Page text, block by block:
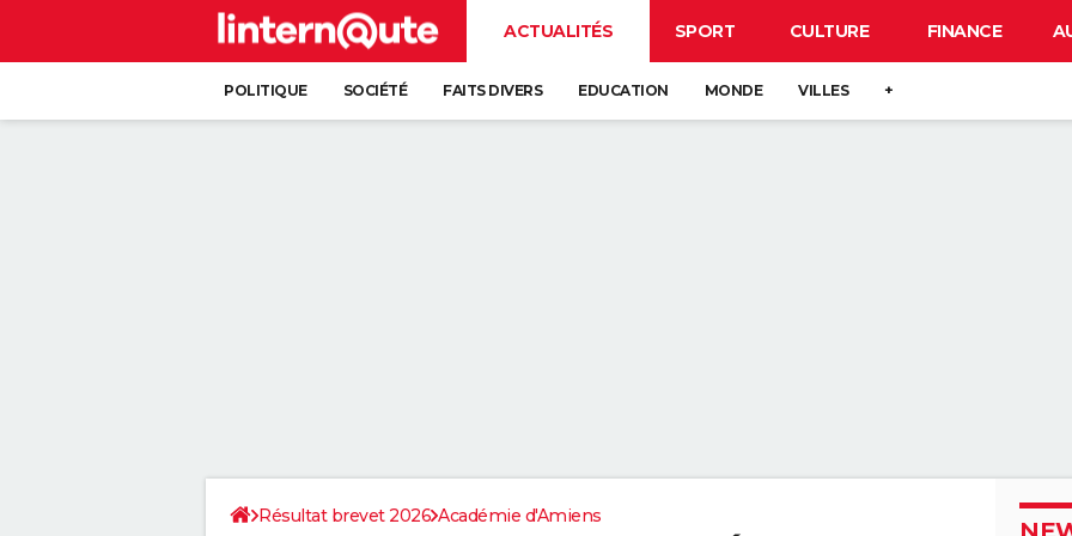
ACTUALITÉS SPORT CULTURE FINANCE
POLITIQUE SOCIÉTÉ FAITS DIVERS EDUCATION MONDE VILLES +
Résultat brevet 2026 Académie d'Amiens